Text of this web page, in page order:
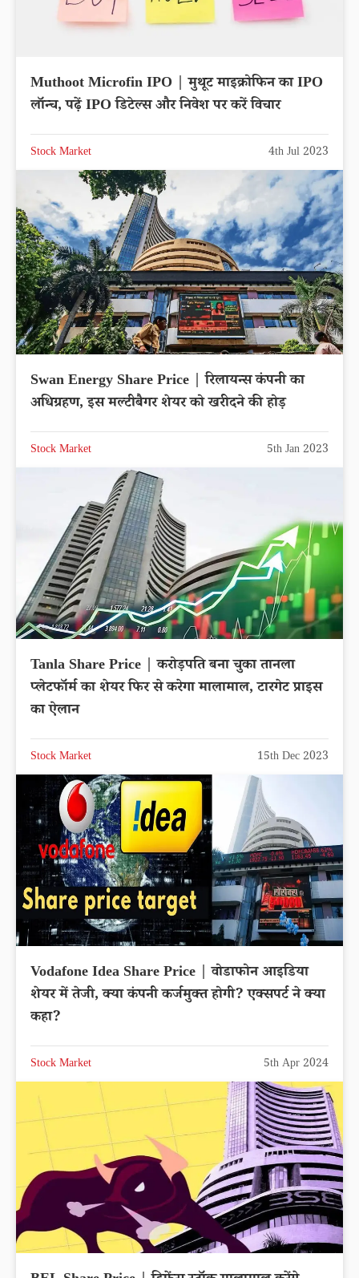
Muthoot Microfin IPO | मुथूट माइक्रोफिन का IPO
लॉन्च, पढ़ें IPO डिटेल्स और निवेश पर करें विचार
Stock Market 4th Jul 2023
Swan Energy Share Price | रिलायन्स कंपनी का
अधिग्रहण, इस मल्टीबैगर शेयर को खरीदने की होड़
Stock Market 5th Jan 2023
Tanla Share Price | करोड़पति बना चुका तानला
प्लेटफॉर्म का शेयर फिर से करेगा मालामाल, टारगेट प्राइस
का ऐलान
Stock Market 15th Dec 2023
Vodafone Idea Share Price | वोडाफोन आइडिया
शेयर में तेजी, क्या कंपनी कर्जमुक्त होगी? एक्सपर्ट ने क्या
कहा?
Stock Market 5th Apr 2024